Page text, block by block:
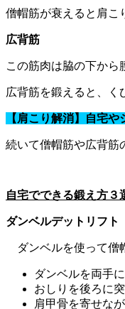
僧帽筋が衰えると肩こ
広背筋
この筋肉は脇の下から
広背筋を鍛えると、く
【肩こり解消】自宅
続いて僧帽筋や広背筋
自宅でできる鍛え方３
ダンベルデットリフト
ダンベルを使って僧
ダンベルを両手
おしりを後ろに
肩甲骨を寄せな